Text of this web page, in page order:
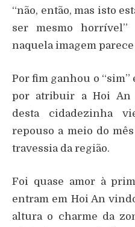
“não, então, mas isto
ser mesmo
naquela imagem
Por fim ganhou o “sim”
por atribuir a Hoi An
desta cidadezinha
repouso a meio do
travessia da região.
Foi quase amor à
entram em Hoi An
altura o charme da